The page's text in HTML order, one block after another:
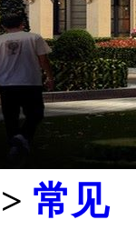
> 常见